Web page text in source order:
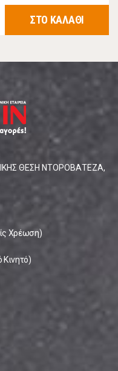
ΣΤΟ ΚΑΛΑΘΙ
ΘΕΣΗ ΝΤΟΡΟΒΑΤΕΖΑ,
Χρέωση)